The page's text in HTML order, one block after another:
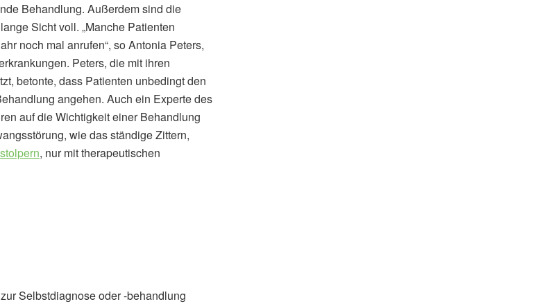
Behandlung. Außerdem sind die
Sicht voll. „Manche Patienten
noch mal anrufen“, so Antonia Peters,
Peters, die mit ihren
betonte, dass Patienten unbedingt den
angehen. Auch ein Experte des
auf die Wichtigkeit einer Behandlung
wie das ständige Zittern,
, nur mit therapeutischen
Selbstdiagnose oder -behandlung